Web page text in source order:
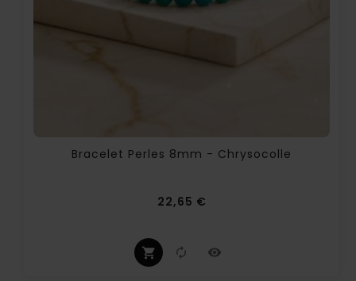
Bracelet Perles 8mm - Chrysocolle
22,65 €